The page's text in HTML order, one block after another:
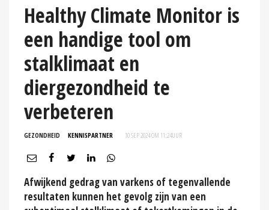
Healthy Climate Monitor is
een handige tool om
stalklimaat en
diergezondheid te
verbeteren
GEZONDHEID KENNISPARTNER 10 SEP 2024 OM 11:24UUR
Afwijkend gedrag van varkens of tegenvallende
resultaten kunnen het gevolg zijn van een